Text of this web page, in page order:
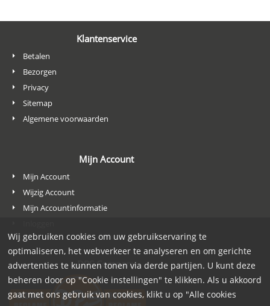
Klantenservice
Betalen
Bezorgen
Privacy
Sitemap
Algemene voorwaarden
Mijn Account
Mijn Account
Wijzig Account
Mijn Accountinformatie
DPS Company
Wij gebruiken cookies om uw gebruikservaring te
optimaliseren, het webverkeer te analyseren en om gerichte
advertenties te kunnen tonen via derde partijen. U kunt deze
beheren door op "Cookie instellingen" te klikken. Als u akkoord
gaat met ons gebruik van cookies, klikt u op "Alle cookies